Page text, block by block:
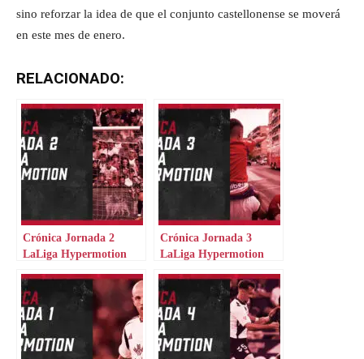
sino reforzar la idea de que el conjunto castellonense se moverá
en este mes de enero.
RELACIONADO:
Crónica Jornada 2
LaLiga Hypermotion
Crónica Jornada 3
LaLiga Hypermotion